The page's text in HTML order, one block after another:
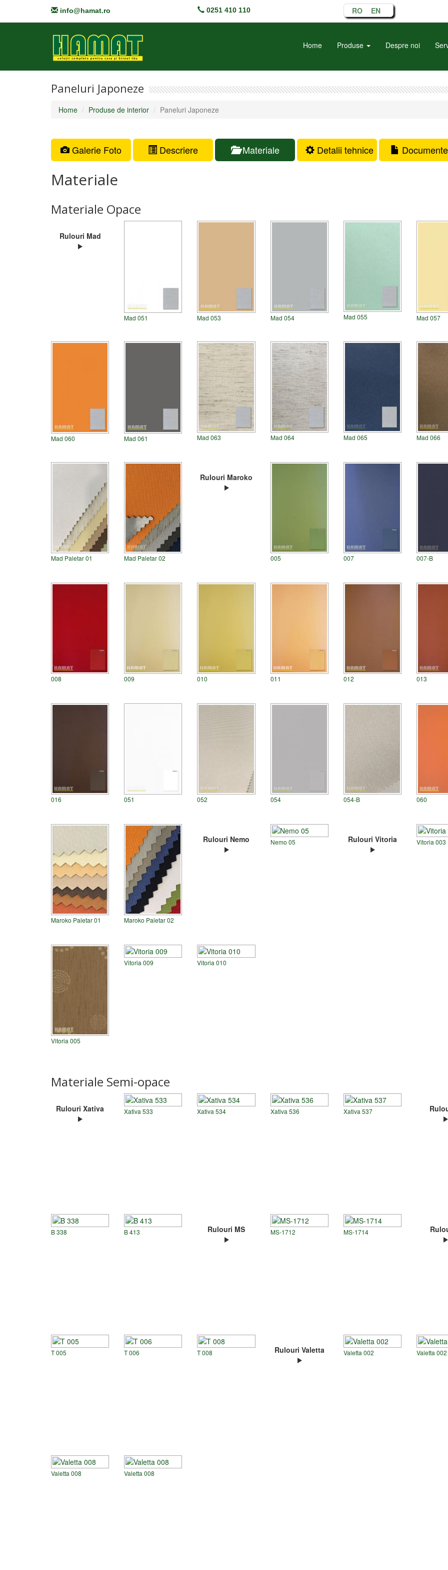
info@hamat.ro 0251 410 110 RO EN
Home Produse Despre noi
Paneluri Japoneze
Home Produse de interior Paneluri Japoneze
Galerie Foto Descriere Materiale Detalii tehnice Documente
Materiale
Materiale Opace
Rulouri Mad
Mad 051 Mad 053 Mad 054 Mad 055 Mad 057
Mad 060 Mad 061 Mad 063 Mad 064 Mad 065 Mad 066
Mad Paletar 01 Mad Paletar 02
Rulouri Maroko
005 007 007-B
008 009 010 011 012 013
016 051 052 054 054-B 060
Maroko Paletar 01 Maroko Paletar 02
Rulouri Nemo Nemo 05 Rulouri Vitoria Vitoria 003
Vitoria 005
Vitoria 009 Vitoria 010
Materiale Semi-opace
Rulouri Xativa Xativa 533 Xativa 534 Xativa 536 Xativa 537
B 338 B 413 Rulouri MS MS-1712 MS-1714
T 005 T 006 T 008 Rulouri Valetta Valetta 002 Valetta 002
Valetta 008 Valetta 008